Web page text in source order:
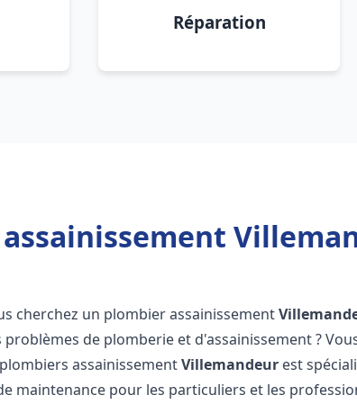
Réparation
cherchez un plombier assainissement
problèmes de plomberie et d'assainissement ?
assainissementVillemandeur est
maintenance pour les particuliers et les